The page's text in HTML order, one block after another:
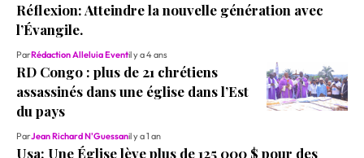
Réflexion: Atteindre la nouvelle génération avec
l’Évangile.
ParRédaction Alleluia Eventil y a 4 ans
RD Congo : plus de 21 chrétiens
assassinés dans une église dans l’Est
du pays
ParJean Richard N'Guessanil y a 1 an
Usa: Une Église lève plus de 125 000 $ pour des